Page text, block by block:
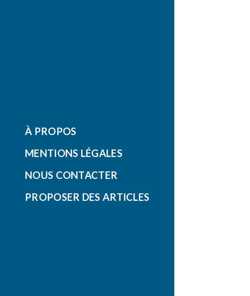
À PROPOS
MENTIONS LÉGALES
NOUS CONTACTER
PROPOSER DES ARTICLES